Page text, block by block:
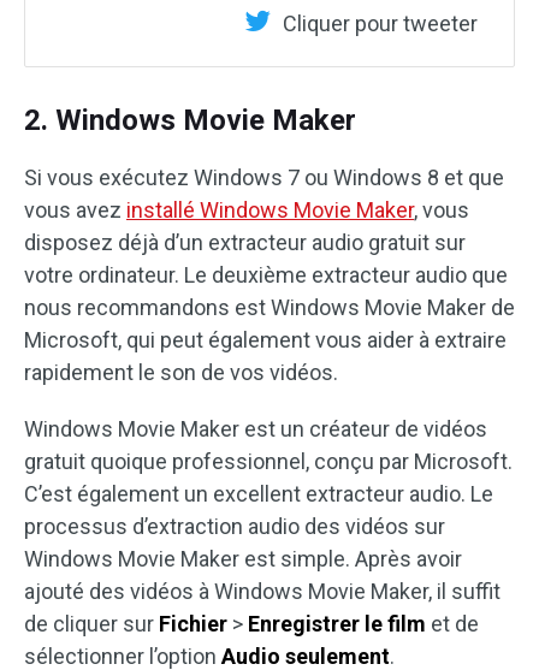
Cliquer pour tweeter
2. Windows Movie Maker
Si vous exécutez Windows 7 ou Windows 8 et que
vous avez installé Windows Movie Maker, vous
disposez déjà d’un extracteur audio gratuit sur
votre ordinateur. Le deuxième extracteur audio que
nous recommandons est Windows Movie Maker de
Microsoft, qui peut également vous aider à extraire
rapidement le son de vos vidéos.
Windows Movie Maker est un créateur de vidéos
gratuit quoique professionnel, conçu par Microsoft.
C’est également un excellent extracteur audio. Le
processus d’extraction audio des vidéos sur
Windows Movie Maker est simple. Après avoir
ajouté des vidéos à Windows Movie Maker, il suffit
de cliquer sur Fichier > Enregistrer le film et de
sélectionner l’option Audio seulement.